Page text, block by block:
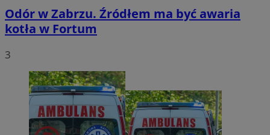
Odór w Zabrzu. Źródłem ma być awaria
kotła w Fortum
3